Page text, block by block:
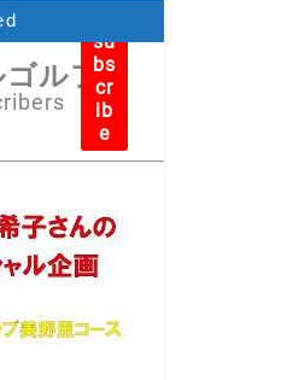
ゴルフ
su
bs
cr
ib
e